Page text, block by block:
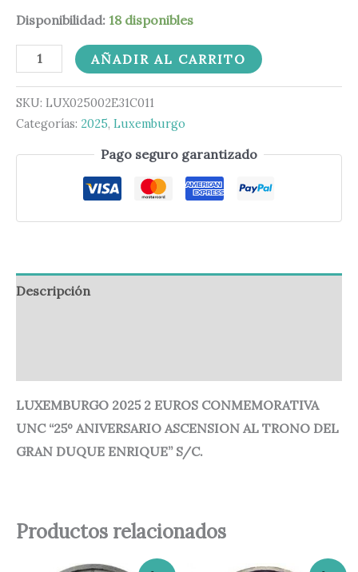
Disponibilidad: 18 disponibles
AÑADIR AL CARRITO
SKU: LUX025002E31C011
Categorías: 2025, Luxemburgo
Pago seguro garantizado
Descripción
LUXEMBURGO 2025 2 EUROS CONMEMORATIVA
UNC “25º ANIVERSARIO ASCENSION AL TRONO DEL
GRAN DUQUE ENRIQUE” S/C.
Productos relacionados